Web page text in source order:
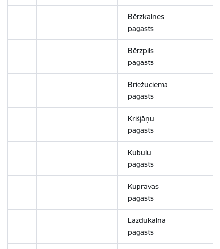
Bērzkalnes
pagasts
Bērzpils
pagasts
Briežuciema
pagasts
Krišjāņu
pagasts
Kubulu
pagasts
Kupravas
pagasts
Lazdukalna
pagasts